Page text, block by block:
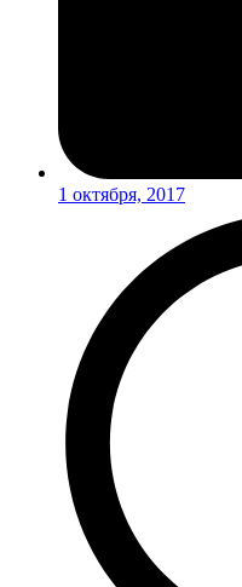
1 октября, 2017